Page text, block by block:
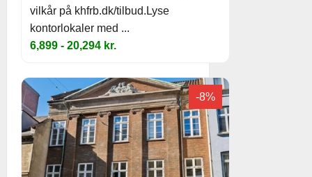
vilkår på khfrb.dk/tilbud.Lyse
kontorlokaler med ...
6,899 - 20,294 kr.
-8%